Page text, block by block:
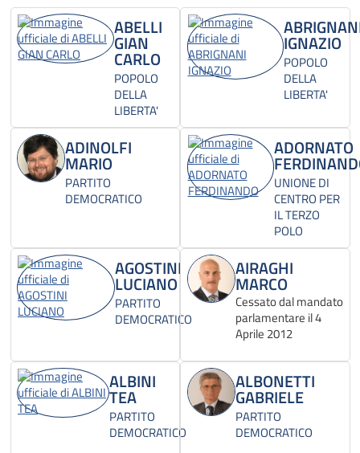
ABELLI
GIAN
CARLO
POPOLO
DELLA
LIBERTA'
IGNAZIO
POPOLO
DELLA
LIBERTA'
ADINOLFI
MARIO
PARTITO
DEMOCRATICO
ADORNATO
UNIONE DI
CENTRO PER
IL TERZO
POLO
AGOSTINI
LUCIANO
PARTITO
DEMOCRATICO
AIRAGHI
MARCO
Cessato dal mandato
parlamentare il 4
Aprile 2012
ALBINI
TEA
PARTITO
DEMOCRATICO
ALBONETTI
GABRIELE
PARTITO
DEMOCRATICO